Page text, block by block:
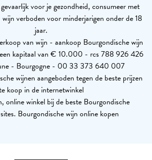
voor je gezondheid, consumeer met
verboden voor minderjarigen onder de 18
jaar.
van wijn - aankoop Bourgondische wijn
kapitaal van € 10.000 - rcs 788 926 426
- Bourgogne - 00 33 373 640 007
wijnen aangeboden tegen de beste prijzen
koop in de internetwinkel
online winkel bij de beste Bourgondische
Bourgondische wijn online kopen